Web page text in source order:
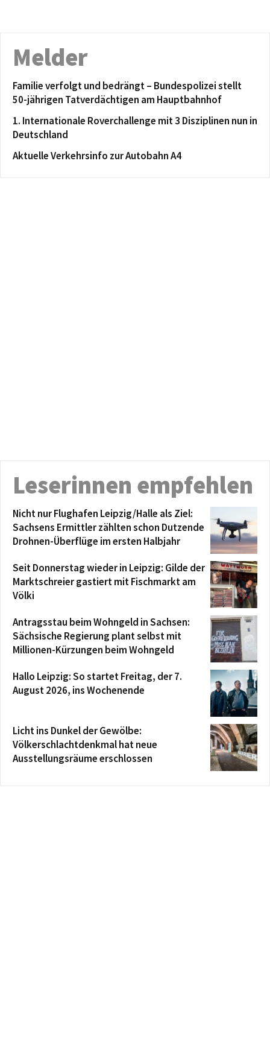
Melder
Familie verfolgt und bedrängt – Bundespolizei stellt
50-jährigen Tatverdächtigen am Hauptbahnhof
1. Internationale Roverchallenge mit 3 Disziplinen nun in
Deutschland
Aktuelle Verkehrsinfo zur Autobahn A4
Leserinnen empfehlen
Nicht nur Flughafen Leipzig/Halle als Ziel:
Sachsens Ermittler zählten schon Dutzende
Drohnen-Überflüge im ersten Halbjahr
Seit Donnerstag wieder in Leipzig: Gilde der
Marktschreier gastiert mit Fischmarkt am
Völki
Antragsstau beim Wohngeld in Sachsen:
Sächsische Regierung plant selbst mit
Millionen-Kürzungen beim Wohngeld
Hallo Leipzig: So startet Freitag, der 7.
August 2026, ins Wochenende
Licht ins Dunkel der Gewölbe:
Völkerschlachtdenkmal hat neue
Ausstellungsräume erschlossen